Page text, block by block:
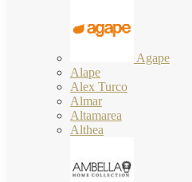
Agape
Alape
Alex Turco
Almar
Altamarea
Althea